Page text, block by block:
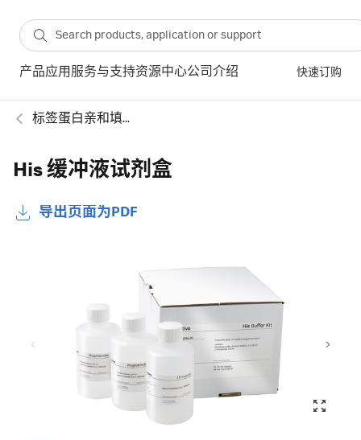
产品应用 服务与支持资源中心公司介绍 快速订购
标签蛋白亲和填料
His 缓冲液试剂盒
导出页面为PDF